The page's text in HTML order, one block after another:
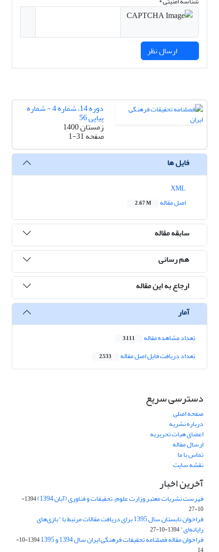
دوره 14، شماره 4 - شماره
پیاپی 56
زمستان 1400
صفحه1-31
فایل ها
اصل مقاله
2.67 M
سابقه مقاله
هم رسانی
ارجاع به این مقاله
آمار
تعداد مشاهده مقاله 3,111
تعداد دریافت فایل اصل مقاله 2,533
دسترسی سریع
صفحه اصلی
درباره نشریه
اعضای هیات تحریریه
ارسال مقاله
تماس با ما
نقشه سایت
آخرین اخبار
فهرست نشریات معتبر وزارت علوم، تحقیقات و فناوری (آبان 1394)
1394-
10-27
فراخوان تابستان سال 1395 برای دریافت مقالات مرتبط با "بازی‌های
رایانه‌ای"1394-10-27
فراخوان مقاله فصلنامه تحقیقات فرهنگی ایران سال 1394 و 1395
1394-10-